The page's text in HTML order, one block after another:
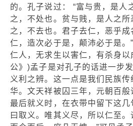
的。孔子说过： “富与贵，是人
之，不处也。贫与贱，是人之
之，不去也。君子去仁，恶乎
仁，造次必于是，颠沛必于是。
仁人，无求生以害仁，有杀身以
公》)孟子是对孔子的话进一步
义利之辨。这一点是我们民族
华。文天祥被囚三年，元朝百般
最后就义时，在衣带中留下这几
曰取义。唯其义尽，所以仁至